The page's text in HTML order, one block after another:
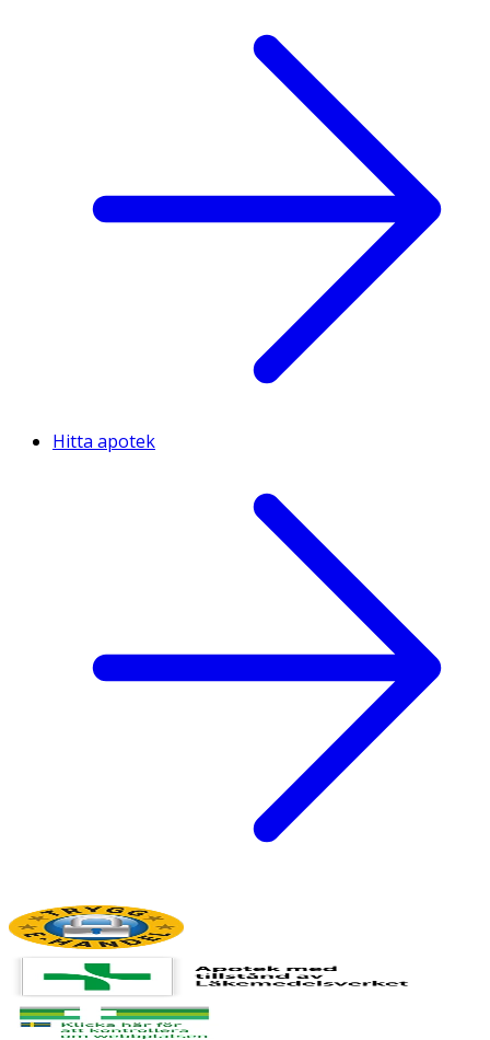
Hitta apotek